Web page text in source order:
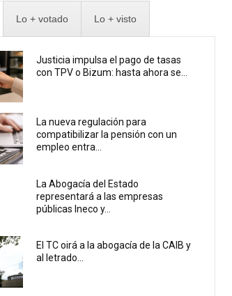
Lo + votado Lo + visto
Justicia impulsa el pago de tasas
con TPV o Bizum: hasta ahora se...
La nueva regulación para
compatibilizar la pensión con un
empleo entra...
La Abogacía del Estado
representará a las empresas
públicas Ineco y...
El TC oirá a la abogacía de la CAIB y
al letrado...